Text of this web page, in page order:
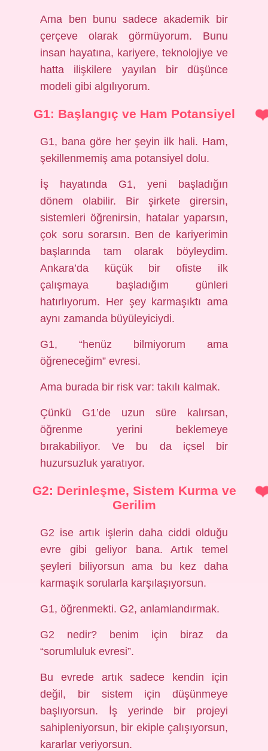
Ama ben bunu sadece akademik bir
çerçeve olarak görmüyorum. Bunu
insan hayatına, kariyere, teknolojiye ve
hatta ilişkilere yayılan bir düşünce
modeli gibi algılıyorum.
G1: Başlangıç ve Ham Potansiyel
G1, bana göre her şeyin ilk hali. Ham,
şekillenmemiş ama potansiyel dolu.
İş hayatında G1, yeni başladığın
dönem olabilir. Bir şirkete girersin,
sistemleri öğrenirsin, hatalar yaparsın,
çok soru sorarsın. Ben de kariyerimin
başlarında tam olarak böyleydim.
Ankara’da küçük bir ofiste ilk
çalışmaya başladığım günleri
hatırlıyorum. Her şey karmaşıktı ama
aynı zamanda büyüleyiciydi.
G1, “henüz bilmiyorum ama
öğreneceğim” evresi.
Ama burada bir risk var: takılı kalmak.
Çünkü G1’de uzun süre kalırsan,
öğrenme yerini beklemeye
bırakabiliyor. Ve bu da içsel bir
huzursuzluk yaratıyor.
G2: Derinleşme, Sistem Kurma ve
Gerilim
G2 ise artık işlerin daha ciddi olduğu
evre gibi geliyor bana. Artık temel
şeyleri biliyorsun ama bu kez daha
karmaşık sorularla karşılaşıyorsun.
G1, öğrenmekti. G2, anlamlandırmak.
G2 nedir? benim için biraz da
“sorumluluk evresi”.
Bu evrede artık sadece kendin için
değil, bir sistem için düşünmeye
başlıyorsun. İş yerinde bir projeyi
sahipleniyorsun, bir ekiple çalışıyorsun,
kararlar veriyorsun.